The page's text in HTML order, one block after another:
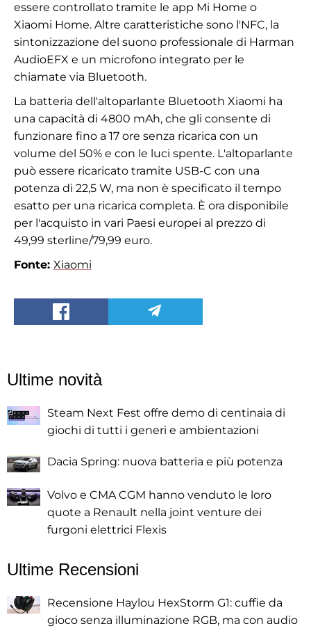
essere controllato tramite le app Mi Home o
Xiaomi Home. Altre caratteristiche sono l'NFC, la
sintonizzazione del suono professionale di Harman
AudioEFX e un microfono integrato per le
chiamate via Bluetooth.
La batteria dell'altoparlante Bluetooth Xiaomi ha
una capacità di 4800 mAh, che gli consente di
funzionare fino a 17 ore senza ricarica con un
volume del 50% e con le luci spente. L'altoparlante
può essere ricaricato tramite USB-C con una
potenza di 22,5 W, ma non è specificato il tempo
esatto per una ricarica completa. È ora disponibile
per l'acquisto in vari Paesi europei al prezzo di
49,99 sterline/79,99 euro.
Fonte: Xiaomi
Ultime novità
Steam Next Fest offre demo di centinaia di
giochi di tutti i generi e ambientazioni
Dacia Spring: nuova batteria e più potenza
Volvo e CMA CGM hanno venduto le loro
quote a Renault nella joint venture dei
furgoni elettrici Flexis
Ultime Recensioni
Recensione Haylou HexStorm G1: cuffie da
gioco senza illuminazione RGB, ma con audio